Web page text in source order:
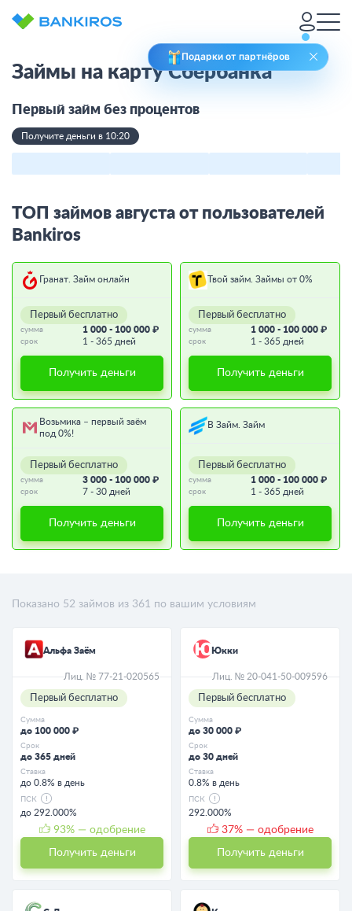
Подарки от партнёров
Займы на карту Сбербанка
Первый займ без процентов
Получите деньги в 10:20
ТОП займов августа от пользователей
Bankiros
Гранат. Займ онлайн
Первый бесплатно
сумма 1 000 - 100 000 ₽
срок 1 - 365 дней
Получить деньги
Твой займ. Займы от 0%
Первый бесплатно
сумма 1 000 - 100 000 ₽
срок 1 - 365 дней
Получить деньги
Возьмика – первый заём
под 0%!
Первый бесплатно
сумма 3 000 - 100 000 ₽
срок 7 - 30 дней
Получить деньги
В Займ. Займ
Первый бесплатно
сумма 1 000 - 100 000 ₽
срок 1 - 365 дней
Получить деньги
Показано 52 займов из 361 по вашим условиям
Альфа Заём
Лиц. № 77-21-020565
Первый бесплатно
Сумма
до 100 000 ₽
Срок
до 365 дней
Ставка
до 0.8% в день
ПСК
до 292.000%
93% — одобрение
Получить деньги
Юкки
Лиц. № 20-041-50-009596
Первый бесплатно
Сумма
до 30 000 ₽
Срок
до 30 дней
Ставка
0.8% в день
ПСК
292.000%
37% — одобрение
Получить деньги